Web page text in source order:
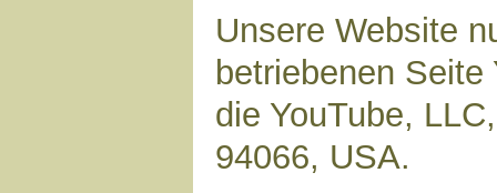
Unsere Website
betriebenen
die YouTube,
94066, USA.